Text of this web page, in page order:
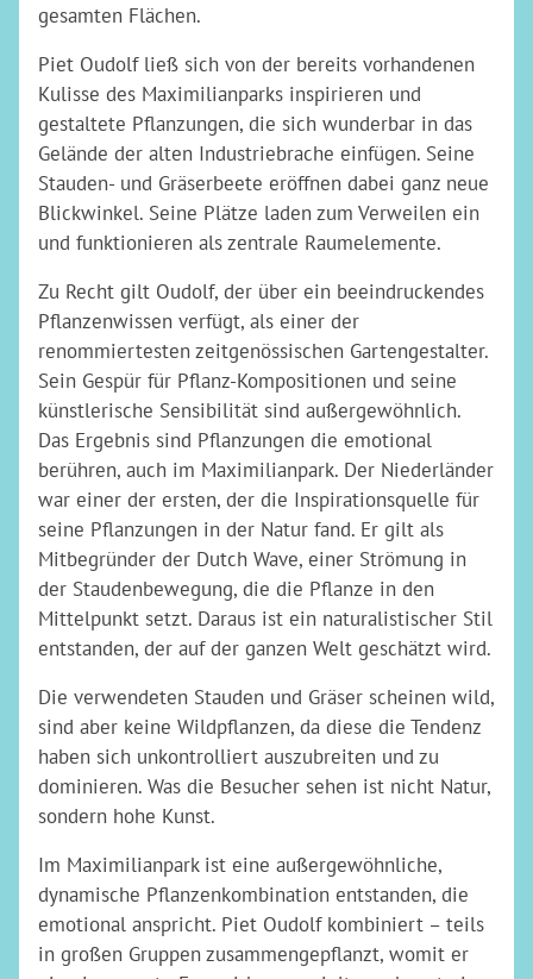
gesamten Flächen.
Piet Oudolf ließ sich von der bereits vorhandenen
Kulisse des Maximilianparks inspirieren und
gestaltete Pflanzungen, die sich wunderbar in das
Gelände der alten Industriebrache einfügen. Seine
Stauden- und Gräserbeete eröffnen dabei ganz neue
Blickwinkel. Seine Plätze laden zum Verweilen ein
und funktionieren als zentrale Raumelemente.
Zu Recht gilt Oudolf, der über ein beeindruckendes
Pflanzenwissen verfügt, als einer der
renommiertesten zeitgenössischen Gartengestalter.
Sein Gespür für Pflanz-Kompositionen und seine
künstlerische Sensibilität sind außergewöhnlich.
Das Ergebnis sind Pflanzungen die emotional
berühren, auch im Maximilianpark. Der Niederländer
war einer der ersten, der die Inspirationsquelle für
seine Pflanzungen in der Natur fand. Er gilt als
Mitbegründer der Dutch Wave, einer Strömung in
der Staudenbewegung, die die Pflanze in den
Mittelpunkt setzt. Daraus ist ein naturalistischer Stil
entstanden, der auf der ganzen Welt geschätzt wird.
Die verwendeten Stauden und Gräser scheinen wild,
sind aber keine Wildpflanzen, da diese die Tendenz
haben sich unkontrolliert auszubreiten und zu
dominieren. Was die Besucher sehen ist nicht Natur,
sondern hohe Kunst.
Im Maximilianpark ist eine außergewöhnliche,
dynamische Pflanzenkombination entstanden, die
emotional anspricht. Piet Oudolf kombiniert – teils
in großen Gruppen zusammengepflanzt, womit er